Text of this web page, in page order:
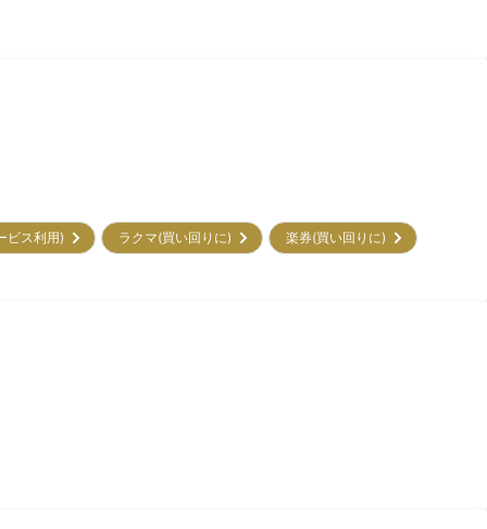
ビス利用) ラクマ(買い回りに)
楽券(買い回りに)